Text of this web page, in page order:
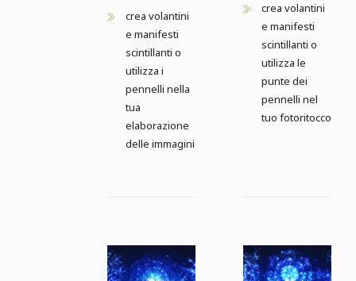
crea volantini
e manifesti
scintillanti o
utilizza i
pennelli nella
tua
elaborazione
delle immagini
crea volantini
e manifesti
scintillanti o
utilizza le
punte dei
pennelli nel
tuo fotoritocco